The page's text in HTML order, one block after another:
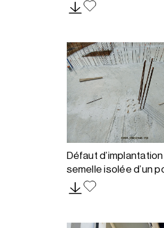
Défaut
semelle isolée d’un